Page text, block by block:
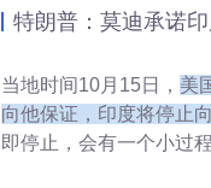
特朗普：莫迪承诺
当地时间10月15日， 美
向他保证，印度将停止
即停止，会有一个小过